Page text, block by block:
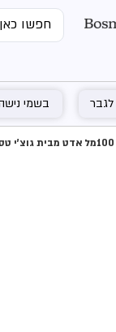
בשמי נישה